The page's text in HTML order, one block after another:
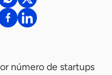
número de startups